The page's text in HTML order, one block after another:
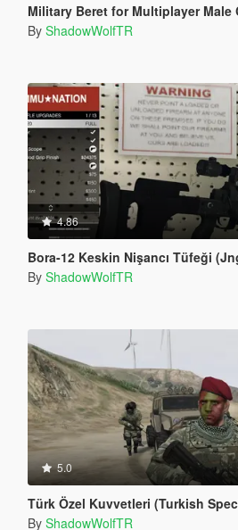
Military Beret for Multiplayer Male
By ShadowWolfTR
4.86
Bora-12 Keskin Nişancı Tüfeği (Jng-90
By ShadowWolfTR
5.0
Türk Özel Kuvvetleri (Turkish
By ShadowWolfTR